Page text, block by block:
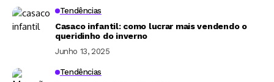
Tendências
Casaco infantil: como lucrar mais vendendo o
queridinho do inverno
Junho 13, 2025
Tendências